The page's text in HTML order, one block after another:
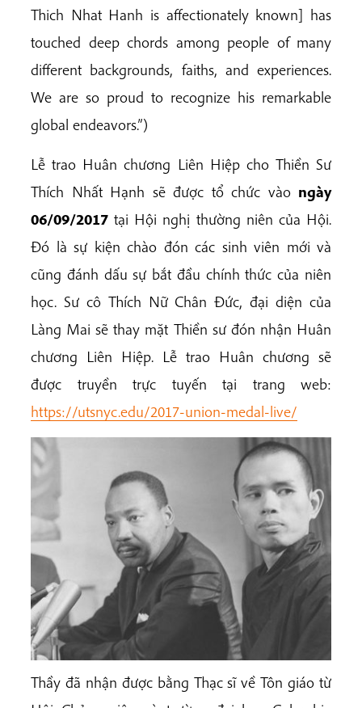
Thich Nhat Hanh is affectionately known] has
touched deep chords among people of many
different backgrounds, faiths, and experiences.
We are so proud to recognize his remarkable
global endeavors.”)
Lễ trao Huân chương Liên Hiệp cho Thiền Sư
Thích Nhất Hạnh sẽ được tổ chức vào ngày
06/09/2017 tại Hội nghị thường niên của Hội.
Đó là sự kiện chào đón các sinh viên mới và
cũng đánh dấu sự bắt đầu chính thức của niên
học. Sư cô Thích Nữ Chân Đức, đại diện của
Làng Mai sẽ thay mặt Thiền sư đón nhận Huân
chương Liên Hiệp. Lễ trao Huân chương sẽ
được truyền trực tuyến tại trang web:
https://utsnyc.edu/2017-union-medal-live/
Thầy đã nhận được bằng Thạc sĩ về Tôn giáo từ